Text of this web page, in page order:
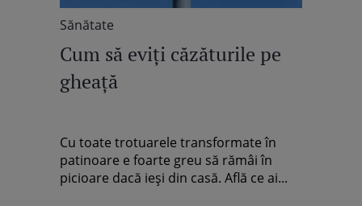
Sănătate
Cum să eviţi căzăturile pe
gheaţă
Cu toate trotuarele transformate în
patinoare e foarte greu să rămâi în
picioare dacă ieşi din casă. Află ce ai...